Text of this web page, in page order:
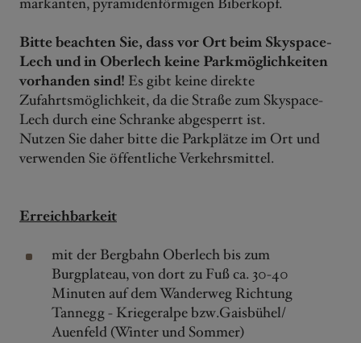
markanten, pyramidenförmigen Biberkopf.
Bitte beachten Sie, dass vor Ort beim Skyspace-
Lech und in Oberlech keine Parkmöglichkeiten
vorhanden sind! Es gibt keine direkte
Zufahrtsmöglichkeit, da die Straße zum Skyspace-
Lech durch eine Schranke abgesperrt ist.
Nutzen Sie daher bitte die Parkplätze im Ort und
verwenden Sie öffentliche Verkehrs­mittel.
Erreichbarkeit
mit der Bergbahn Oberlech bis zum
Burgplateau, von dort zu Fuß ca. 30-40
Minuten auf dem Wanderweg Richtung
Tannegg - Kriegeralpe bzw.Gaisbühel/
Auenfeld (Winter und Sommer)